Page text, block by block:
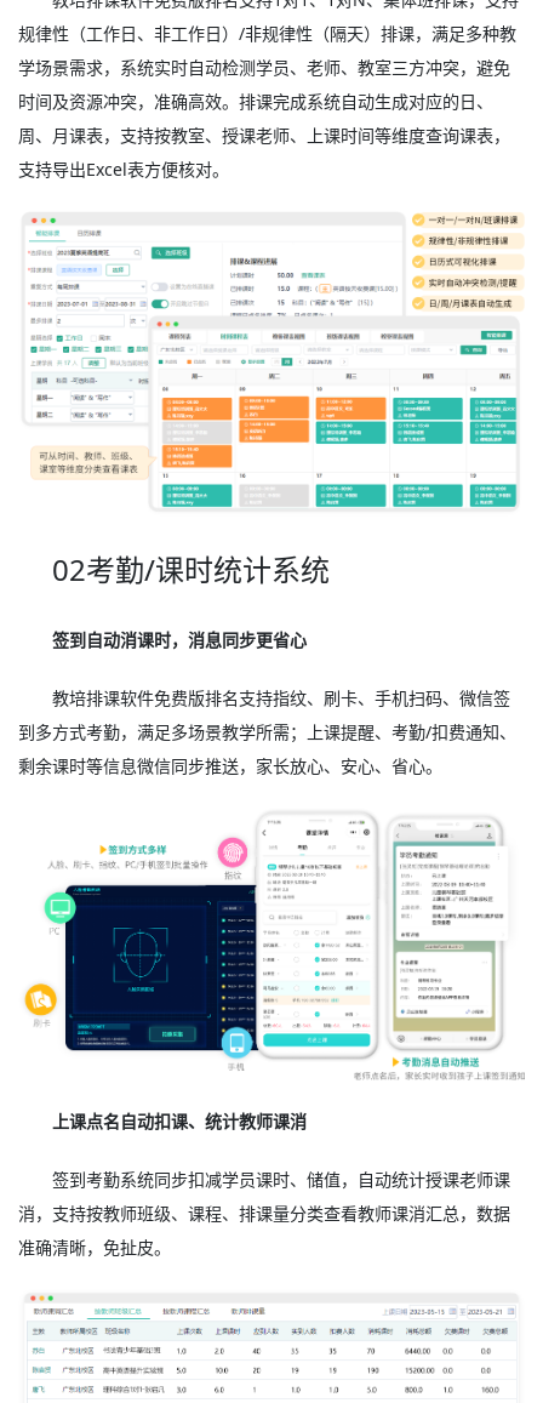
规律性（工作日、非工作日）/非规律性（隔天）排课，满足多种教
学场景需求，系统实时自动检测学员、老师、教室三方冲突，避免
时间及资源冲突，准确高效。排课完成系统自动生成对应的日、
周、月课表，支持按教室、授课老师、上课时间等维度查询课表，
支持导出Excel表方便核对。
02考勤/课时统计系统
签到自动消课时，消息同步更省心
教培排课软件免费版排名支持指纹、刷卡、手机扫码、微信签
到多方式考勤，满足多场景教学所需；上课提醒、考勤/扣费通知、
剩余课时等信息微信同步推送，家长放心、安心、省心。
上课点名自动扣课、统计教师课消
签到考勤系统同步扣减学员课时、储值，自动统计授课老师课
消，支持按教师班级、课程、排课量分类查看教师课消汇总，数据
准确清晰，免扯皮。